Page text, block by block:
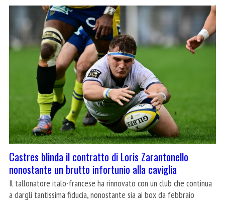
Castres blinda il contratto di Loris Zarantonello
nonostante un brutto infortunio alla caviglia
Il tallonatore italo-francese ha rinnovato con un club che continua
a dargli tantissima fiducia, nonostante sia ai box da febbraio